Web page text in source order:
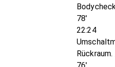
78'
22:24